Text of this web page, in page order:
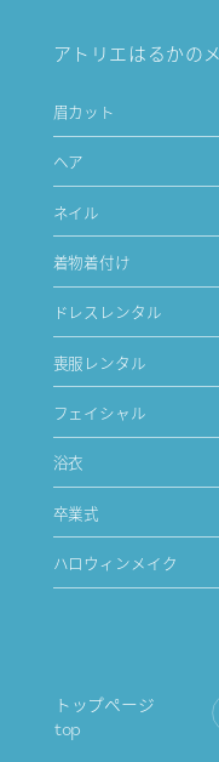
アトリエはるかの
眉カット
ヘア
ネイル
着物着付け
ドレスレンタル
喪服レンタル
フェイシャル
浴衣
卒業式
ハロウィンメイク
トップページ
top